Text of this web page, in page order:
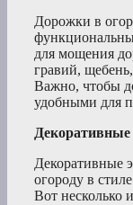
Дорожки в
для мощения
гравий,
Важно, чтобы
удобными для
Декоративные
огороду в
Вот несколько